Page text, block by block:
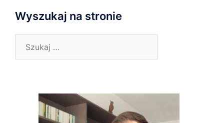
Wyszukaj na stronie